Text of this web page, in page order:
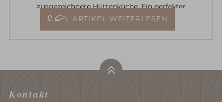
ausgezeichnete Hüttenküche. Ein perfekter
Tagesausflug während Ihres Wanderurlaubs im
Allgäu.
ARTIKEL WEITERLESEN
Kontakt